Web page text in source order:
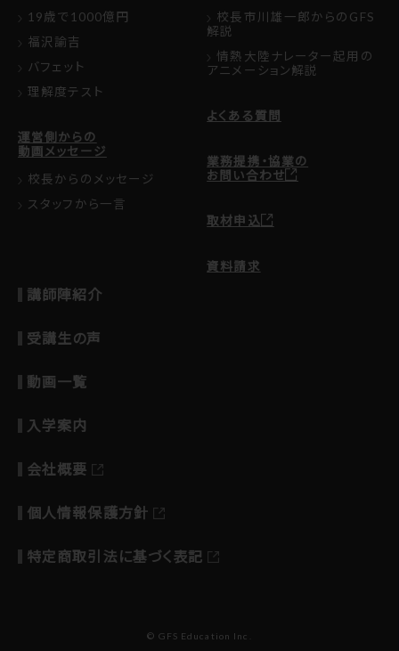
19歳で1000億円
福沢諭吉
バフェット
理解度テスト
運営側からの
動画メッセージ
校長からのメッセージ
スタッフから一言
校長市川雄一郎からのGFS
解説
情熱大陸ナレーター起用の
アニメーション解説
よくある質問
業務提携・協業の
お問い合わせ
取材申込
資料請求
講師陣紹介
受講生の声
動画一覧
入学案内
会社概要
個人情報保護方針
特定商取引法に基づく表記
© GFS Education Inc.